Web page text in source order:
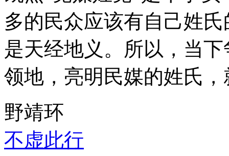
多的民众应该有自己姓
是天经地义。所以，当
领地，亮明民媒的姓氏
野靖环
不虚此行